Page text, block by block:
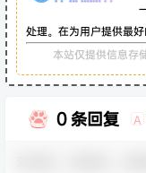
处理。在为用户提供最
本站仅提供信息存
0 条回复 A